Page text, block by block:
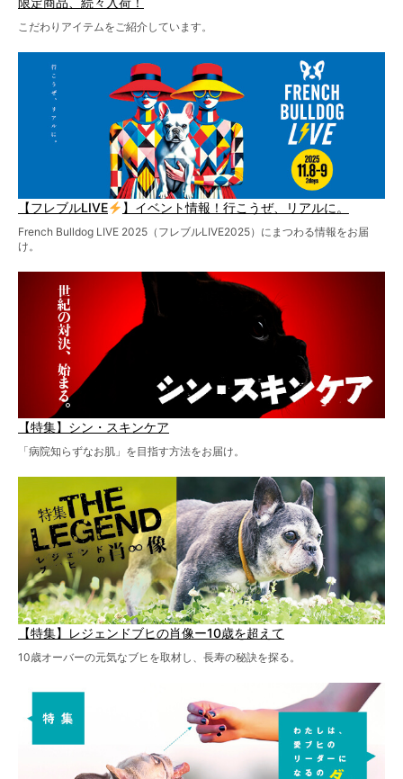
こだわりアイテムをご紹介しています。
【フレブルLIVE 】イベント情報！行こうぜ、リアルに。
French Bulldog LIVE 2025（フレブルLIVE2025）にまつわる情報をお届
け。
【特集】シン・スキンケア
「病院知らずなお肌」を目指す方法をお届け。
【特集】レジェンドブヒの肖像ー10歳を超えて
10歳オーバーの元気なブヒを取材し、長寿の秘訣を探る。